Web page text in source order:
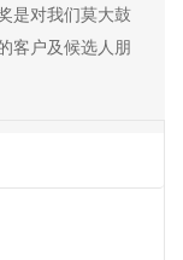
是对我们莫大鼓
客户及候选人朋